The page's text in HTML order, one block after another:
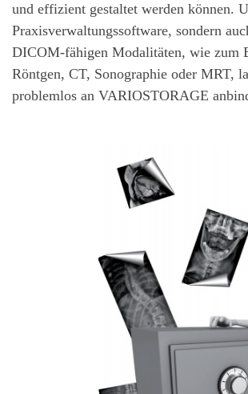
und effizient gestaltet werden können.
Praxisverwaltungssoftware, sondern
DICOM-fähigen Modalitäten, wie zum
Röntgen, CT, Sonographie oder MRT,
problemlos an VARIOSTORAGE